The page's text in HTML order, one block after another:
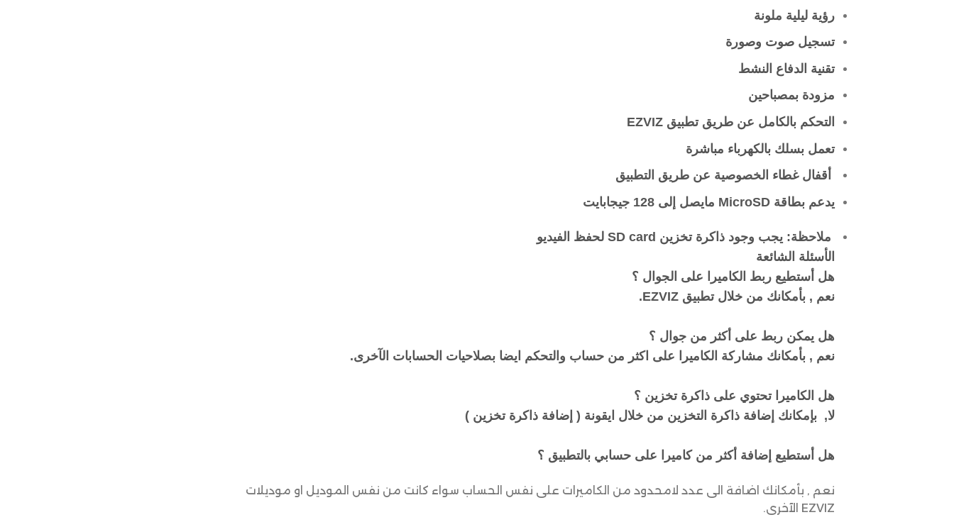
رؤية ليلية ملونة
تسجيل صوت وصورة
تقنية الدفاع النشط
مزودة بمصباحين
التحكم بالكامل عن طريق تطبيق EZVIZ
تعمل بسلك بالكهرباء مباشرة
أقفال غطاء الخصوصية عن طريق التطبيق
يدعم بطاقة MicroSD مايصل إلى 128 جيجابايت
ملاحظة: يجب وجود ذاكرة تخزين SD card لحفظ الفيديو
الأسئلة الشائعة
هل أستطيع ربط الكاميرا على الجوال ؟
نعم , بأمكانك من خلال تطبيق EZVIZ.
هل يمكن ربط على أكثر من جوال ؟
نعم , بأمكانك مشاركة الكاميرا على اكثر من حساب والتحكم ايضا بصلاحيات الحسابات الآخرى.
هل الكاميرا تحتوي على ذاكرة تخزين ؟
لا, بإمكانك إضافة ذاكرة التخزين من خلال ايقونة ( إضافة ذاكرة تخزين )
هل أستطيع إضافة أكثر من كاميرا على حسابي بالتطبيق ؟
نعم , بأمكانك اضافة الى عدد لامحدود من الكاميرات على نفس الحساب سواء كانت من نفس الموديل او موديلات
EZVIZ الآخرى.